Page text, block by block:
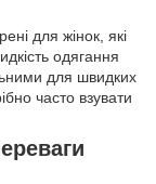
для жінок, які
одягання
для швидких
часто взувати